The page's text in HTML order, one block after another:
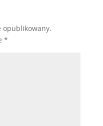
opublikowany.
*